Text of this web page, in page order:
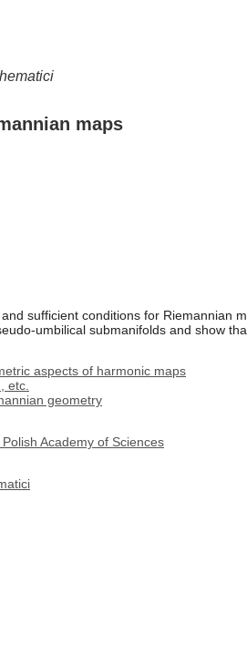
maps
sufficient conditions for Riemannian
umbilical submanifolds and show
aspects of harmonic maps
etc.
geometry
Academy of Sciences